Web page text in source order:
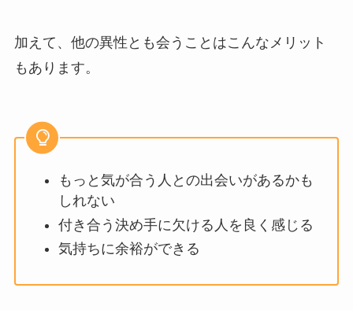
加えて、他の異性とも会うことはこんなメリット
もあります。
もっと気が合う人との出会いがあるかも
しれない
付き合う決め手に欠ける人を良く感じる
気持ちに余裕ができる